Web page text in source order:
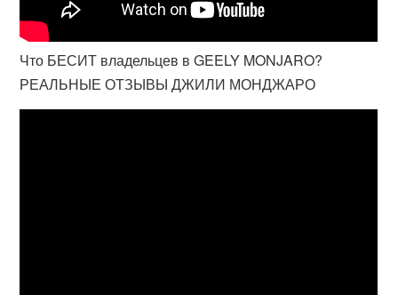
Что БЕСИТ владельцев в GEELY MONJARO?
РЕАЛЬНЫЕ ОТЗЫВЫ ДЖИЛИ МОНДЖАРО